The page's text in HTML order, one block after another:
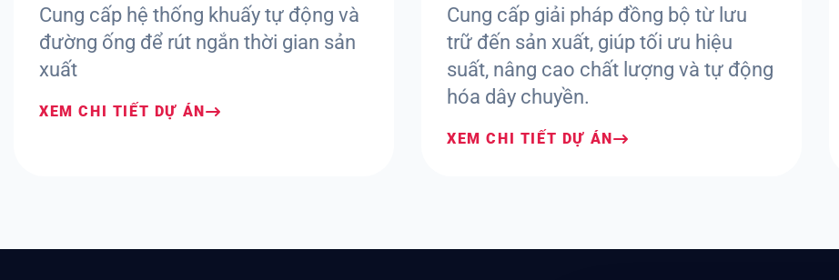
Cung cấp hệ thống khuấy tự động và
đường ống để rút ngắn thời gian sản
xuất
XEM CHI TIẾT DỰ ÁN
Cung cấp giải pháp đồng bộ từ lưu
trữ đến sản xuất, giúp tối ưu hiệu
suất, nâng cao chất lượng và tự động
hóa dây chuyền.
XEM CHI TIẾT DỰ ÁN